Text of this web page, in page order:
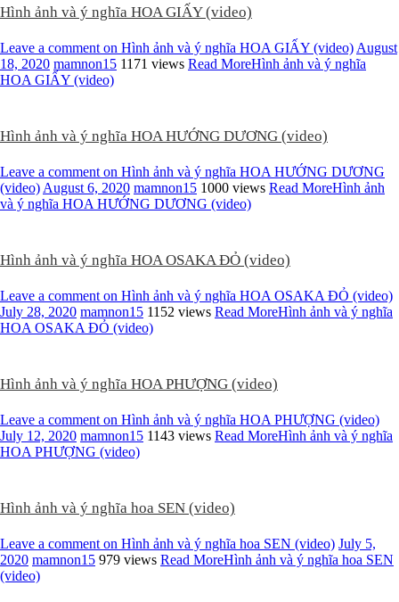
Hình ảnh và ý nghĩa HOA GIẤY (video)
Leave a comment on Hình ảnh và ý nghĩa HOA GIẤY (video) August
18, 2020 mamnon15 1171 views Read MoreHình ảnh và ý nghĩa
HOA GIẤY (video)
Hình ảnh và ý nghĩa HOA HƯỚNG DƯƠNG (video)
Leave a comment on Hình ảnh và ý nghĩa HOA HƯỚNG DƯƠNG
(video) August 6, 2020 mamnon15 1000 views Read MoreHình ảnh
và ý nghĩa HOA HƯỚNG DƯƠNG (video)
Hình ảnh và ý nghĩa HOA OSAKA ĐỎ (video)
Leave a comment on Hình ảnh và ý nghĩa HOA OSAKA ĐỎ (video)
July 28, 2020 mamnon15 1152 views Read MoreHình ảnh và ý nghĩa
HOA OSAKA ĐỎ (video)
Hình ảnh và ý nghĩa HOA PHƯỢNG (video)
Leave a comment on Hình ảnh và ý nghĩa HOA PHƯỢNG (video)
July 12, 2020 mamnon15 1143 views Read MoreHình ảnh và ý nghĩa
HOA PHƯỢNG (video)
Hình ảnh và ý nghĩa hoa SEN (video)
Leave a comment on Hình ảnh và ý nghĩa hoa SEN (video) July 5,
2020 mamnon15 979 views Read MoreHình ảnh và ý nghĩa hoa SEN
(video)